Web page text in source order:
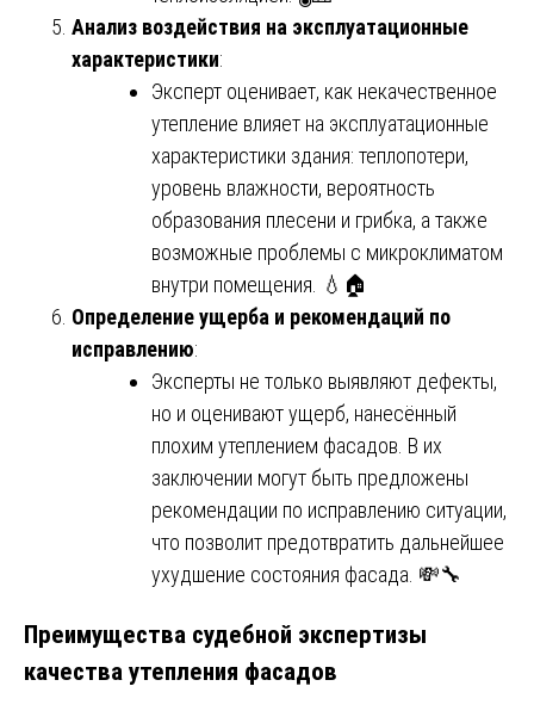
Анализ воздействия на эксплуатационные
характеристики:
Эксперт оценивает, как некачественное
утепление влияет на эксплуатационные
характеристики здания: теплопотери,
уровень влажности, вероятность
образования плесени и грибка, а также
возможные проблемы с микроклиматом
внутри помещения. 💧🏠
Определение ущерба и рекомендаций по
исправлению:
Эксперты не только выявляют дефекты,
но и оценивают ущерб, нанесённый
плохим утеплением фасадов. В их
заключении могут быть предложены
рекомендации по исправлению ситуации,
что позволит предотвратить дальнейшее
ухудшение состояния фасада. 💸🔧
Преимущества судебной экспертизы
качества утепления фасадов